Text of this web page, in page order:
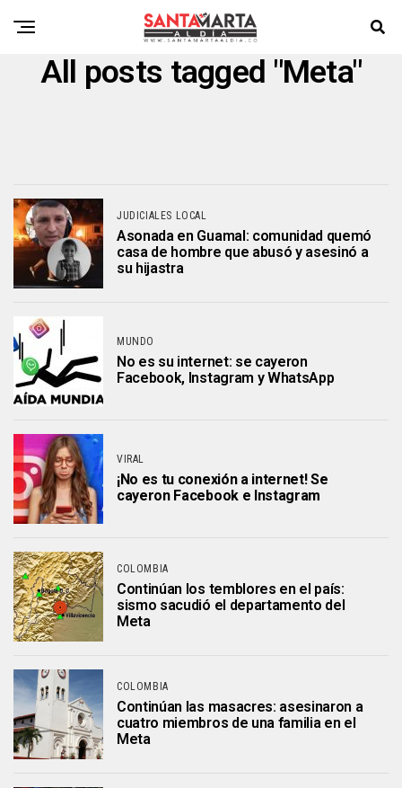
All posts tagged "Meta"
JUDICIALES LOCAL
Asonada en Guamal: comunidad quemó
casa de hombre que abusó y asesinó a
su hijastra
MUNDO
No es su internet: se cayeron
Facebook, Instagram y WhatsApp
VIRAL
¡No es tu conexión a internet! Se
cayeron Facebook e Instagram
COLOMBIA
Continúan los temblores en el país:
sismo sacudió el departamento del
Meta
COLOMBIA
Continúan las masacres: asesinaron a
cuatro miembros de una familia en el
Meta